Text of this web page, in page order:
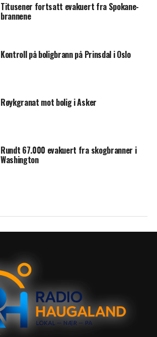
Titusener fortsatt evakuert fra Spokane-
brannene
Kontroll på boligbrann på Prinsdal i Oslo
Røykgranat mot bolig i Asker
Rundt 67.000 evakuert fra skogbranner i
Washington